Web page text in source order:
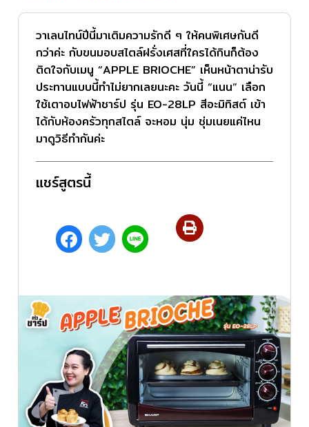
วาเลนไทน์ปีนี้มาเติมความรักดี ๆ ให้คนพิเศษกันดี
กว่าค่ะ กับขนมอบสไตล์ฝรั่งเศสที่ใครได้กินก็ต้อง
ติดใจกับเมนู “APPLE BRIOCHE” เห็นหน้าตาน่ารับ
ประทานแบบนี้ทำไม่ยากเลยนะคะ วันนี้ “แนน” เลือก
ใช้เตาอบไฟฟ้าชาร์ป รุ่น EO-28LP สีอะมิทิสต์ เข้า
ได้กับห้องครัวทุกสไตล์ จะหอม นุ่ม ชุ่มเนยแค่ไหน
มาดูวิธีทํากันค่ะ
แชร์สูตรนี้